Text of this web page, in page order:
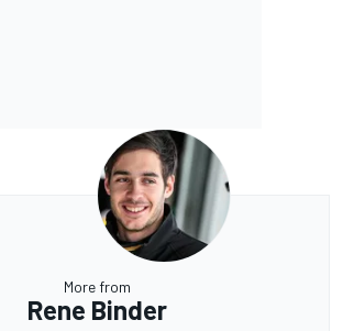
More from
Rene Binder